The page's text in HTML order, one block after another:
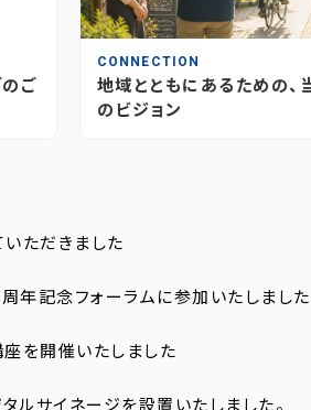
ご
CONNECTION
地域とともにあるための、
のビジョン
ただきました
年記念フォーラムに参加いたしました
座を開催いたしました
ルサイネージを設置いたしました。